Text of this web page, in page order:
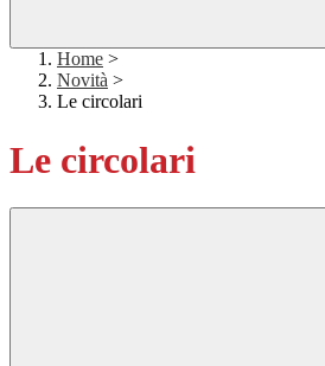
Home >
Novità >
Le circolari
Le circolari